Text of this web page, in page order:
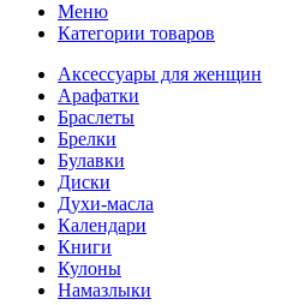
Меню
Категории товаров
Аксессуары для женщин
Арафатки
Браслеты
Брелки
Булавки
Диски
Духи-масла
Календари
Книги
Кулоны
Намазлыки